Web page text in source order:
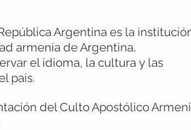
Argentina es la
armenia de Argentina,
el idioma, la cultura y las
país.
del Culto Apostólico